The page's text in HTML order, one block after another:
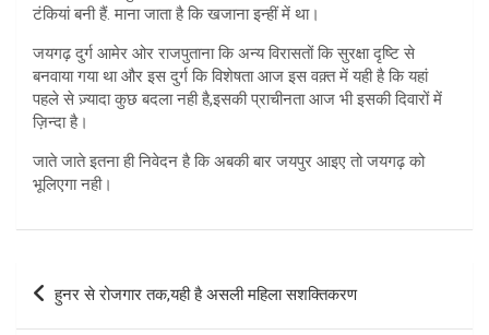
टंकियां बनी हैं. माना जाता है कि खजाना इन्हीं में था।
जयगढ़ दुर्ग आमेर ओर राजपुताना कि अन्य विरासतों कि सुरक्षा दृष्टि से
बनवाया गया था और इस दुर्ग कि विशेषता आज इस वक़्त में यही है कि यहां
पहले से ज़्यादा कुछ बदला नही है,इसकी प्राचीनता आज भी इसकी दिवारों में
ज़िन्दा है।
जाते जाते इतना ही निवेदन है कि अबकी बार जयपुर आइए तो जयगढ़ को
भूलिएगा नही।
Post
navigation
हुनर से रोजगार तक,यही है असली महिला सशक्तिकरण